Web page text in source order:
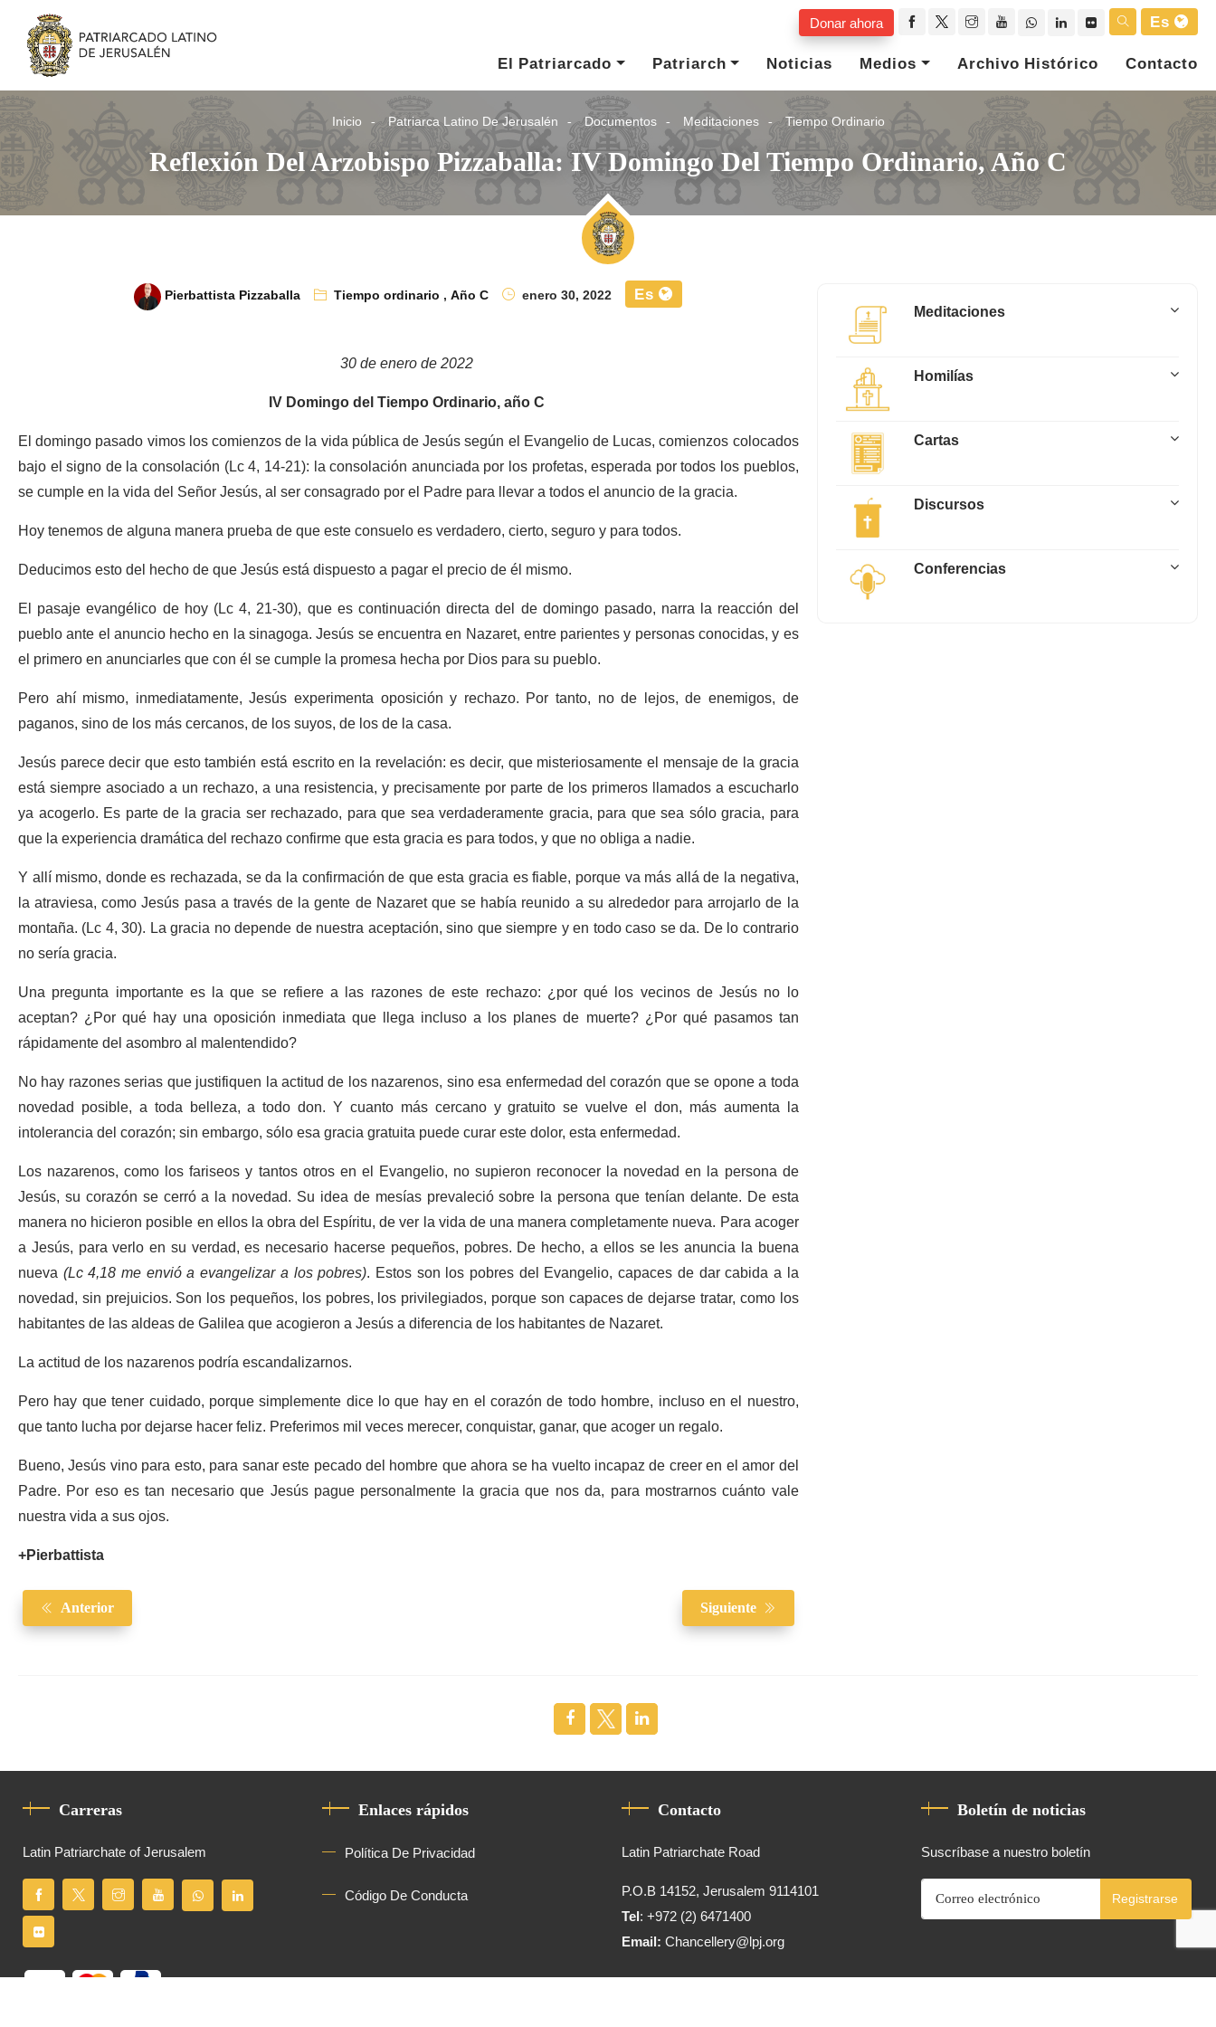
Donar ahora
Es
El Patriarcado
Patriarch Noticias Medios Archivo Histórico Contacto
Inicio Patriarca Latino De Jerusalén Documentos Meditaciones Tiempo Ordinario
Reflexión Del Arzobispo Pizzaballa: IV Domingo Del Tiempo Ordinario, Año C
Pierbattista Pizzaballa Tiempo ordinario ,Año C enero 30, 2022 Es
30 de enero de 2022
IV Domingo del Tiempo Ordinario, año C
El domingo pasado vimos los comienzos de la vida pública de Jesús según el Evangelio de Lucas, comienzos colocados
bajo el signo de la consolación (Lc 4, 14-21): la consolación anunciada por los profetas, esperada por todos los pueblos,
se cumple en la vida del Señor Jesús, al ser consagrado por el Padre para llevar a todos el anuncio de la gracia.
Hoy tenemos de alguna manera prueba de que este consuelo es verdadero, cierto, seguro y para todos.
Deducimos esto del hecho de que Jesús está dispuesto a pagar el precio de él mismo.
El pasaje evangélico de hoy (Lc 4, 21-30), que es continuación directa del de domingo pasado, narra la reacción del
pueblo ante el anuncio hecho en la sinagoga. Jesús se encuentra en Nazaret, entre parientes y personas conocidas, y es
el primero en anunciarles que con él se cumple la promesa hecha por Dios para su pueblo.
Pero ahí mismo, inmediatamente, Jesús experimenta oposición y rechazo. Por tanto, no de lejos, de enemigos, de
paganos, sino de los más cercanos, de los suyos, de los de la casa.
Jesús parece decir que esto también está escrito en la revelación: es decir, que misteriosamente el mensaje de la gracia
está siempre asociado a un rechazo, a una resistencia, y precisamente por parte de los primeros llamados a escucharlo
ya acogerlo. Es parte de la gracia ser rechazado, para que sea verdaderamente gracia, para que sea sólo gracia, para
que la experiencia dramática del rechazo confirme que esta gracia es para todos, y que no obliga a nadie.
Y allí mismo, donde es rechazada, se da la confirmación de que esta gracia es fiable, porque va más allá de la negativa,
la atraviesa, como Jesús pasa a través de la gente de Nazaret que se había reunido a su alrededor para arrojarlo de la
montaña. (Lc 4, 30). La gracia no depende de nuestra aceptación, sino que siempre y en todo caso se da. De lo contrario
no sería gracia.
Una pregunta importante es la que se refiere a las razones de este rechazo: ¿por qué los vecinos de Jesús no lo
aceptan? ¿Por qué hay una oposición inmediata que llega incluso a los planes de muerte? ¿Por qué pasamos tan
rápidamente del asombro al malentendido?
No hay razones serias que justifiquen la actitud de los nazarenos, sino esa enfermedad del corazón que se opone a toda
novedad posible, a toda belleza, a todo don. Y cuanto más cercano y gratuito se vuelve el don, más aumenta la
intolerancia del corazón; sin embargo, sólo esa gracia gratuita puede curar este dolor, esta enfermedad.
Los nazarenos, como los fariseos y tantos otros en el Evangelio, no supieron reconocer la novedad en la persona de
Jesús, su corazón se cerró a la novedad. Su idea de mesías prevaleció sobre la persona que tenían delante. De esta
manera no hicieron posible en ellos la obra del Espíritu, de ver la vida de una manera completamente nueva. Para acoger
a Jesús, para verlo en su verdad, es necesario hacerse pequeños, pobres. De hecho, a ellos se les anuncia la buena
nueva(Lc 4,18 me envió a evangelizar a los pobres). Estos son los pobres del Evangelio, capaces de dar cabida a la
novedad, sin prejuicios. Son los pequeños, los pobres, los privilegiados, porque son capaces de dejarse tratar, como los
habitantes de las aldeas de Galilea que acogieron a Jesús a diferencia de los habitantes de Nazaret.
La actitud de los nazarenos podría escandalizarnos.
Pero hay que tener cuidado, porque simplemente dice lo que hay en el corazón de todo hombre, incluso en el nuestro,
que tanto lucha por dejarse hacer feliz. Preferimos mil veces merecer, conquistar, ganar, que acoger un regalo.
Bueno, Jesús vino para esto, para sanar este pecado del hombre que ahora se ha vuelto incapaz de creer en el amor del
Padre. Por eso es tan necesario que Jesús pague personalmente la gracia que nos da, para mostrarnos cuánto vale
nuestra vida a sus ojos.
+Pierbattista
Anterior Siguiente
Meditaciones
Homilías
Cartas
Discursos
Conferencias
Carreras
Latin Patriarchate of Jerusalem
Enlaces rápidos
Política De Privacidad
Código De Conducta
Contacto
Latin Patriarchate Road
P.O.B 14152, Jerusalem 9114101
Tel: +972 (2) 6471400
Email:Chancellery@lpj.org
Boletín de noticias
Suscríbase a nuestro boletín
Registrarse